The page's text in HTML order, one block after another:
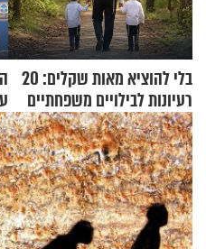
בלי להוציא מאות שקלים: 20
רעיונות לבילויים משפחתיים
כמעט בחינם